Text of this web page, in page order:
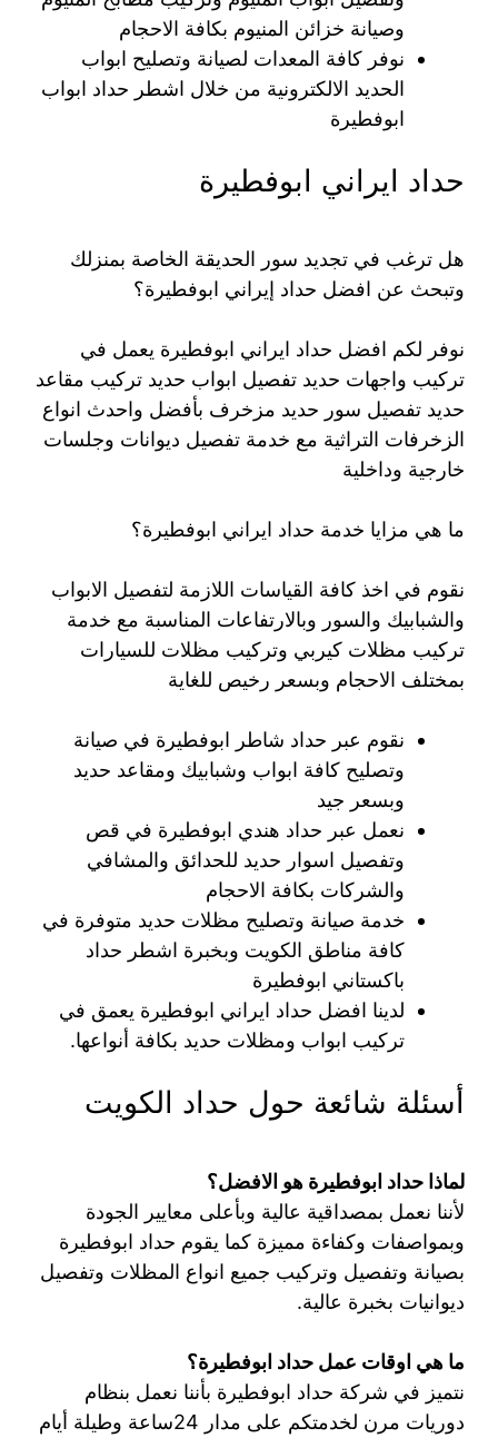
وصيانة خزائن المنيوم بكافة الاحجام
نوفر كافة المعدات لصيانة وتصليح ابواب
الحديد الالكترونية من خلال اشطر حداد ابواب
ابوفطيرة
حداد ايراني ابوفطيرة
هل ترغب في تجديد سور الحديقة الخاصة بمنزلك
وتبحث عن افضل حداد إيراني ابوفطيرة؟
نوفر لكم افضل حداد ايراني ابوفطيرة يعمل في
تركيب واجهات حديد تفصيل ابواب حديد تركيب مقاعد
حديد تفصيل سور حديد مزخرف بأفضل واحدث انواع
الزخرفات التراثية مع خدمة تفصيل ديوانات وجلسات
خارجية وداخلية
ما هي مزايا خدمة حداد ايراني ابوفطيرة؟
نقوم في اخذ كافة القياسات اللازمة لتفصيل الابواب
والشبابيك والسور وبالارتفاعات المناسبة مع خدمة
تركيب مظلات كيربي وتركيب مظلات للسيارات
بمختلف الاحجام وبسعر رخيص للغاية
نقوم عبر حداد شاطر ابوفطيرة في صيانة
وتصليح كافة ابواب وشبابيك ومقاعد حديد
وبسعر جيد
نعمل عبر حداد هندي ابوفطيرة في قص
وتفصيل اسوار حديد للحدائق والمشافي
والشركات بكافة الاحجام
خدمة صيانة وتصليح مظلات حديد متوفرة في
كافة مناطق الكويت وبخبرة اشطر حداد
باكستاني ابوفطيرة
لدينا افضل حداد ايراني ابوفطيرة يعمق في
تركيب ابواب ومظلات حديد بكافة أنواعها.
أسئلة شائعة حول حداد الكويت
لماذا حداد ابوفطيرة هو الافضل؟
لأننا نعمل بمصداقية عالية وبأعلى معايير الجودة
وبمواصفات وكفاءة مميزة كما يقوم حداد ابوفطيرة
بصيانة وتفصيل وتركيب جميع انواع المظلات وتفصيل
ديوانيات بخبرة عالية.
ما هي اوقات عمل حداد ابوفطيرة؟
نتميز في شركة حداد ابوفطيرة بأننا نعمل بنظام
دوريات مرن لخدمتكم على مدار 24ساعة وطيلة أيام